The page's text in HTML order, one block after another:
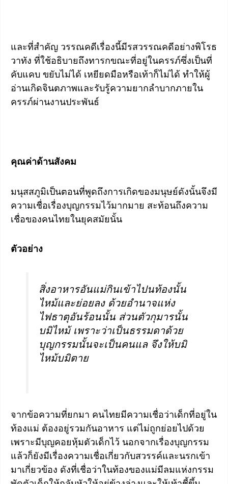
และที่สำคัญ วรรณคดีเรื่องนี้มีรสวรรณคดีอย่างพิโรธ
วาทัง ที่ใช้อธิบายถึงทารกขณะที่อยู่ในครรภ์ซึ่งเป็นที่
คับแคบ ขยับไม่ได้ เหยียดมือหรือเท้าก็ไม่ได้ ทำให้ผู้
อ่านเกิดจินตภาพและรับรู้ความยากลำบากภายใน
ครรภ์ผ่านงานประพันธ์
คุณค่าด้านสังคม
มนุสสภูมิเป็นตอนที่พูดถึงการเกิดของมนุษย์ดังนั้นจึงมี
ความเชื่อเรื่องบุญกรรมไว้มากมาย สะท้อนถึงความ
เชื่อของคนไทยในยุคสมัยนั้น
ตัวอย่าง
สิ่งอาหารอันแม่กินเข้าไปนท้องนั้น
ไหม้และย่อยลง ด้วยอำนาจแห่ง
ไฟธาตุอันร้อนนั้น ส่วนตัวกุมารนั้น
บมิไหม้ เพราะว่าเป็นธรรมดาด้วย
บุญกรรมนั้นจะเป็นคนแล จึงให้บมิ
ไหม้บมิตาย
จากข้อความที่ยกมา คนไทยมีความเชื่อว่าเด็กที่อยู่ใน
ท้องแม่ ต้องอยู่รวมกันอาหาร แต่ไม่ถูกย่อยไปด้วย
เพราะมีบุญคอยหุ้มตัวเด็กไว้ นอกจากเรื่องบุญกรรม
แล้วก็ยังมีเรื่องความเชื่อเกี่ยวกับสวรรค์และนรกเข้า
มาเกี่ยวข้อง ดังที่เชื่อว่าในท้องของแม่มีลมแห่งกรรม